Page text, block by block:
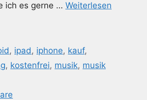
ich es gerne … Weiterlesen
, ipad, iphone, kauf,
, kostenfrei, musik, musik